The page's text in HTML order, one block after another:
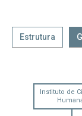
Estrutura
Instituto de